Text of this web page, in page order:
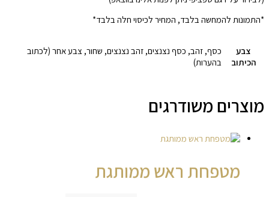
*התמונות להמחשה בלבד, המחיר לכיסוי חלה בלבד*
צבע
הכיתוב
כסף, זהב, כסף נצנצים, זהב נצנצים, שחור, צבע אחר (לכתוב
בהערות)
מוצרים משודרגים
מטפחת ראש ממותגת